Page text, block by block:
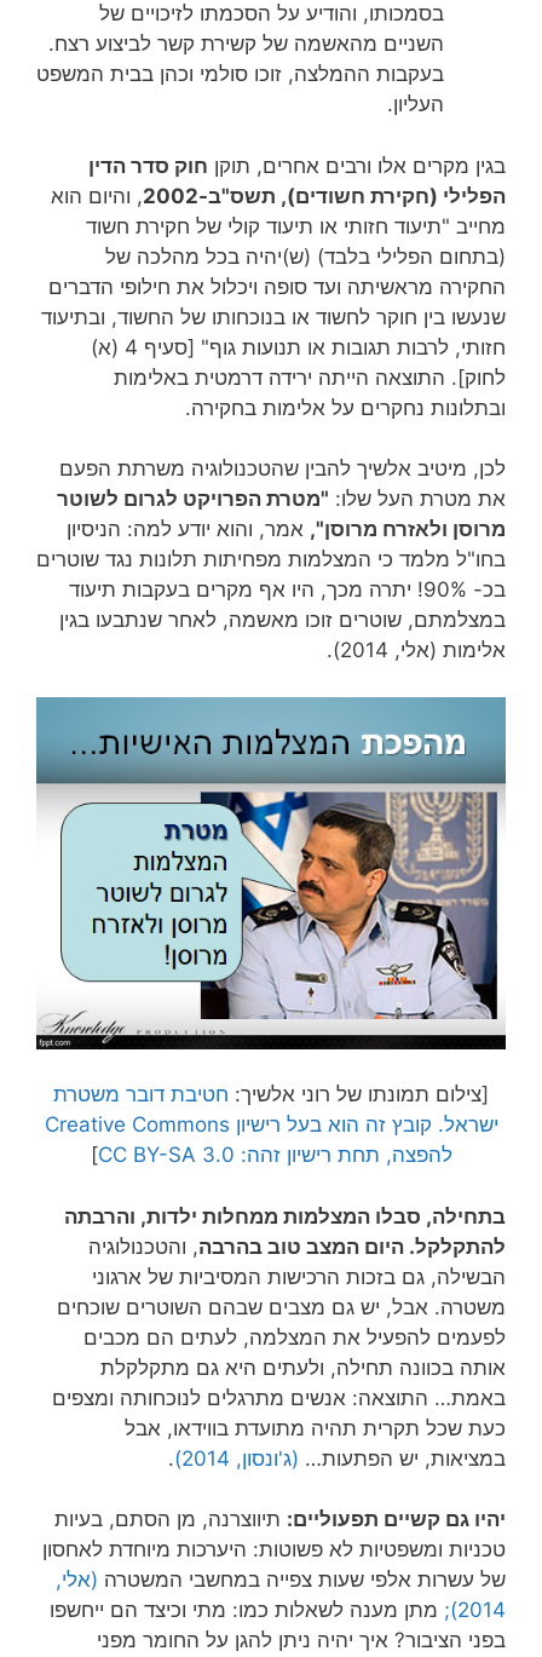
בסמכותו, והודיע על הסכמתו לזיכויים של
השניים מהאשמה של קשירת קשר לביצוע רצח.
בעקבות ההמלצה, זוכו סולמי וכהן בבית המשפט
העליון.
בגין מקרים אלו ורבים אחרים, תוקן חוק סדר הדין
הפלילי (חקירת חשודים), תשס"ב-2002
, והיום הוא
מחייב "תיעוד חזותי או תיעוד קולי של חקירת חשוד
(בתחום הפלילי בלבד) (ש)יהיה בכל מהלכה של
החקירה מראשיתה ועד סופה ויכלול את חילופי הדברים
שנעשו בין חוקר לחשוד או בנוכחותו של החשוד, ובתיעוד
חזותי, לרבות תגובות או תנועות גוף" [סעיף 4 (א)
לחוק]. התוצאה הייתה ירידה דרמטית באלימות
ובתלונות נחקרים על אלימות בחקירה.
לכן, מיטיב אלשיך להבין שהטכנולוגיה משרתת הפעם
את מטרת העל שלו: "מטרת הפרויקט לגרום לשוטר
מרוסן ולאזרח מרוסן", אמר, והוא יודע למה: הניסיון
בחו"ל מלמד כי המצלמות מפחיתות תלונות נגד שוטרים
בכ- 90%! יתרה מכך, היו אף מקרים בעקבות תיעוד
במצלמתם, שוטרים זוכו מאשמה, לאחר שנתבעו בגין
אלימות (אלי, 2014).
[צילום תמונתו של רוני אלשיך: חטיבת דובר משטרת
ישראל. קובץ זה הוא בעל רישיון Creative Commons
להפצה, תחת רישיון זהה: CC BY-SA 3.0
]
בתחילה, סבלו המצלמות ממחלות ילדות, והרבתה
להתקלקל. היום המצב טוב בהרבה, והטכנולוגיה
הבשילה, גם בזכות הרכישות המסיביות של ארגוני
משטרה. אבל, יש גם מצבים שבהם השוטרים שוכחים
לפעמים להפעיל את המצלמה, לעתים הם מכבים
אותה בכוונה תחילה, ולעתים היא גם מתקלקלת
באמת… התוצאה: אנשים מתרגלים לנוכחותה ומצפים
כעת שכל תקרית תהיה מתועדת בווידאו, אבל
במציאות, יש הפתעות… (ג'ונסון, 2014) .
יהיו גם קשיים תפעוליים: תיווצרנה, מן הסתם, בעיות
טכניות ומשפטיות לא פשוטות: היערכות מיוחדת לאחסון
של עשרות אלפי שעות צפייה במחשבי המשטרה (אלי,
2014);
מתן מענה לשאלות כמו: מתי וכיצד הם ייחשפו
בפני הציבור? איך יהיה ניתן להגן על החומר מפני